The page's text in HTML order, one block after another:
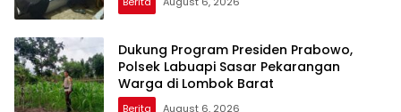
Dukung Program Presiden Prabowo,
Polsek Labuapi Sasar Pekarangan
Warga di Lombok Barat
Berita August 6, 2026